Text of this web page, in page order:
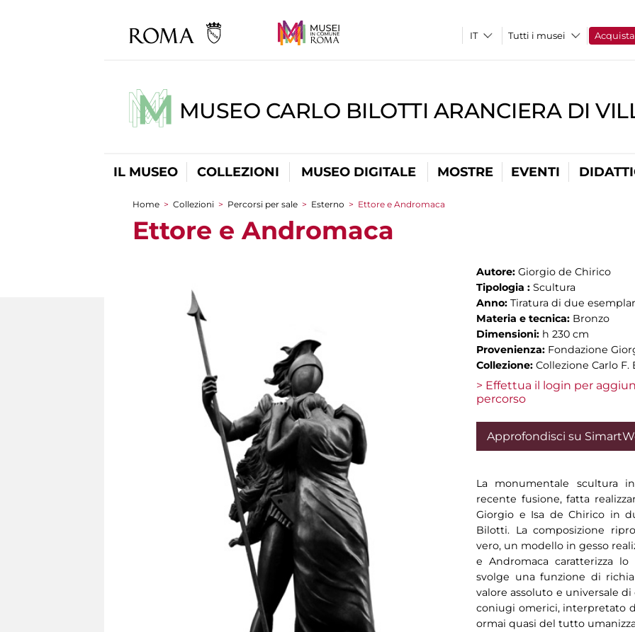
Tutti i musei Acquista
MUSEO CARLO BILOTTI ARANCIERA DI
IL MUSEO COLLEZIONI MUSEO DIGITALE MOSTRE EVENTI
Tu sei qui
Home > Collezioni > Percorsi per sale > Esterno > Ettore e Andromaca
Ettore e Andromaca
Autore: Giorgio de Chirico
Tipologia : Scultura
Anno: Tiratura di due
Materia e tecnica: Bronzo
Dimensioni: h 230 cm
Provenienza: Fondazione
Collezione: Collezione Carlo
> Effettua il login per
percorso
Approfondisci su
La monumentale scultura
recente fusione, fatta
Giorgio e Isa de Chirico in
Bilotti. La composizione
vero, un modello in gesso
e Andromaca caratterizza lo
svolge una funzione di
valore assoluto e universale
coniugi omerici, interpretato
ormai quasi del tutto